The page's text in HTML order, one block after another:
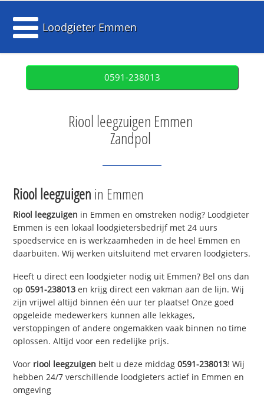
Loodgieter Emmen
0591-238013
Riool leegzuigen Emmen
Zandpol
Riool leegzuigen in Emmen
Riool leegzuigen in Emmen en omstreken nodig? Loodgieter
Emmen is een lokaal loodgietersbedrijf met 24 uurs
spoedservice en is werkzaamheden in de heel Emmen en
daarbuiten. Wij werken uitsluitend met ervaren loodgieters.
Heeft u direct een loodgieter nodig uit Emmen? Bel ons dan
op0591-238013 en krijg direct een vakman aan de lijn. Wij
zijn vrijwel altijd binnen één uur ter plaatse! Onze goed
opgeleide medewerkers kunnen alle lekkages,
verstoppingen of andere ongemakken vaak binnen no time
oplossen. Altijd voor een redelijke prijs.
Voor riool leegzuigen belt u deze middag0591-238013! Wij
hebben 24/7 verschillende loodgieters actief in Emmen en
omgeving